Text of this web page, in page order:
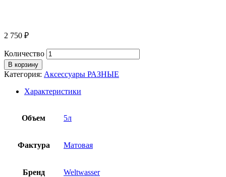
2 750 ₽
Количество
В корзину
Категория: Аксессуары РАЗНЫЕ
Характеристики
Объем 5л
Фактура Матовая
Бренд Weltwasser